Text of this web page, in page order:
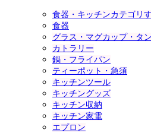
食器・キッチンカテゴリ
食器
グラス・マグカップ・タ
カトラリー
鍋・フライパン
ティーポット・急須
キッチンツール
キッチングッズ
キッチン収納
キッチン家電
エプロン